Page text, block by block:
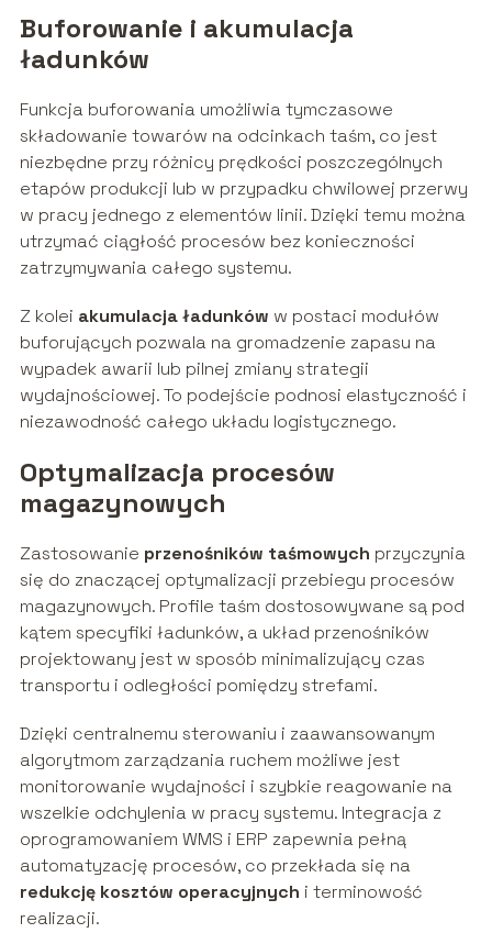
Buforowanie i akumulacja
ładunków
Funkcja buforowania umożliwia tymczasowe
składowanie towarów na odcinkach taśm, co jest
niezbędne przy różnicy prędkości poszczególnych
etapów produkcji lub w przypadku chwilowej przerwy
w pracy jednego z elementów linii. Dzięki temu można
utrzymać ciągłość procesów bez konieczności
zatrzymywania całego systemu.
Z kolei akumulacja ładunków w postaci modułów
buforujących pozwala na gromadzenie zapasu na
wypadek awarii lub pilnej zmiany strategii
wydajnościowej. To podejście podnosi elastyczność i
niezawodność całego układu logistycznego.
Optymalizacja procesów
magazynowych
Zastosowanie przenośników taśmowych przyczynia
się do znaczącej optymalizacji przebiegu procesów
magazynowych. Profile taśm dostosowywane są pod
kątem specyfiki ładunków, a układ przenośników
projektowany jest w sposób minimalizujący czas
transportu i odległości pomiędzy strefami.
Dzięki centralnemu sterowaniu i zaawansowanym
algorytmom zarządzania ruchem możliwe jest
monitorowanie wydajności i szybkie reagowanie na
wszelkie odchylenia w pracy systemu. Integracja z
oprogramowaniem WMS i ERP zapewnia pełną
automatyzację procesów, co przekłada się na
redukcję kosztów operacyjnych i terminowość
realizacji.